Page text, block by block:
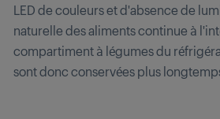
LED de couleurs et d'absence de
naturelle des aliments continue à
compartiment à légumes du
sont donc conservées plus